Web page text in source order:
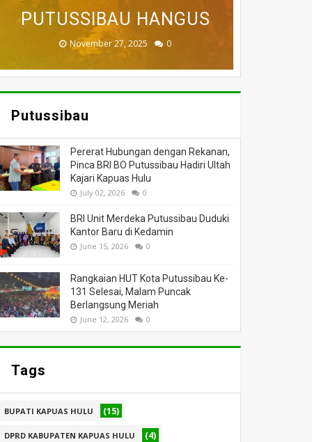
DUNIA
July 05, 2026 0
PUTUSSIBAU HANGUS
November 27, 2025 0
BADAU BERI BANTUAN
March 26, 2025 0
DILALAP API
March 13, 2025 0
MASSA
February 18, 2025 0
Putussibau
Pererat Hubungan dengan Rekanan,
Pinca BRI BO Putussibau Hadiri Ultah
Kajari Kapuas Hulu
July 02, 2026 0
BRI Unit Merdeka Putussibau Duduki
Kantor Baru di Kedamin
June 15, 2026 0
Rangkaian HUT Kota Putussibau Ke-
131 Selesai, Malam Puncak
Berlangsung Meriah
June 12, 2026 0
Tags
BUPATI KAPUAS HULU (15)
DPRD KABUPATEN KAPUAS HULU (4)